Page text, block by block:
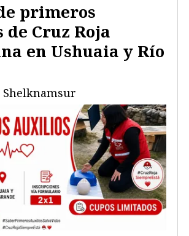
primeros
Cruz Roja
en Ushuaia y Río
Shelknamsur